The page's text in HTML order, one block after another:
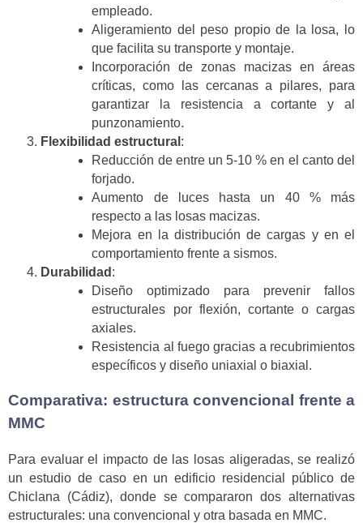
empleado.
Aligeramiento del peso propio de la losa, lo
que facilita su transporte y montaje.
Incorporación de zonas macizas en áreas
críticas, como las cercanas a pilares, para
garantizar la resistencia a cortante y al
punzonamiento.
Flexibilidad estructural :
Reducción de entre un 5-10 % en el canto del
forjado.
Aumento de luces hasta un 40 % más
respecto a las losas macizas.
Mejora en la distribución de cargas y en el
comportamiento frente a sismos.
Durabilidad :
Diseño optimizado para prevenir fallos
estructurales por flexión, cortante o cargas
axiales.
Resistencia al fuego gracias a recubrimientos
específicos y diseño uniaxial o biaxial.
Comparativa: estructura convencional frente a
MMC
Para evaluar el impacto de las losas aligeradas, se realizó
un estudio de caso en un edificio residencial público de
Chiclana (Cádiz), donde se compararon dos alternativas
estructurales: una convencional y otra basada en MMC.